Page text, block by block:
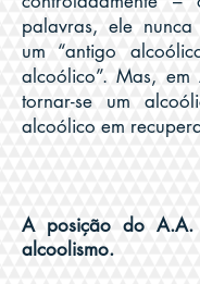
palavras, ele
um “antigo
alcoólico”. Mas,
tornar-se um
alcoólico em
A posição do
alcoolismo.